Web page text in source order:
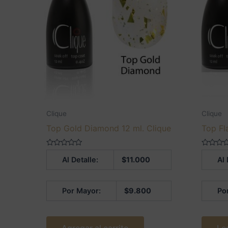
Clique
Top Gold Diamond 12 ml. Clique
Al Detalle: $11.000
Por Mayor: $9.800
Clique
Top
Al